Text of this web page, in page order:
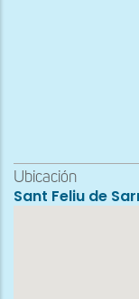
Ubicación
Sant Feliu de